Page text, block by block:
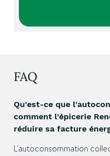
FAQ
Qu'est-ce que
comment l'épicerie
réduire sa facture
L'autoconsommation